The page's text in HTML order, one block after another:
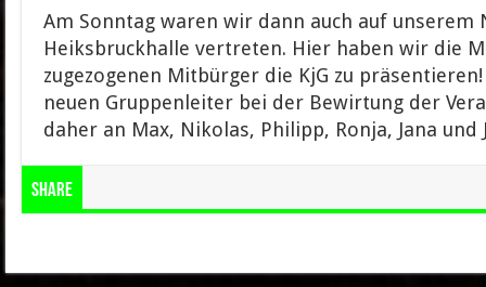
Am Sonntag waren wir dann auch auf
Heiksbruckhalle vertreten. Hier haben wir die
zugezogenen Mitbürger die KjG zu
neuen Gruppenleiter bei der Bewirtung der
daher an Max, Nikolas, Philipp, Ronja, Jana und
Share